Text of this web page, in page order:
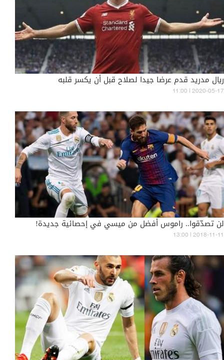
ريال مدريد قدم عرضا جيدا لصلاح قبل أن يكسر قلبه
11:00 | 2020-05-17
لن تصدّقوا.. راموس أفضل من ميسي في إحصائية جديدة!
13:00 | 2018-11-11